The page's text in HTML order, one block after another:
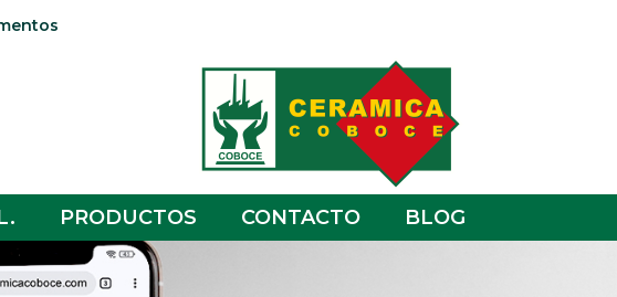
PRODUCTOS CONTACTO BLOG